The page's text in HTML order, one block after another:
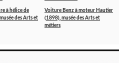
à hélice de
des Arts et
Voiture Benz à moteur Hautier
(1898), musée des Arts et
métiers